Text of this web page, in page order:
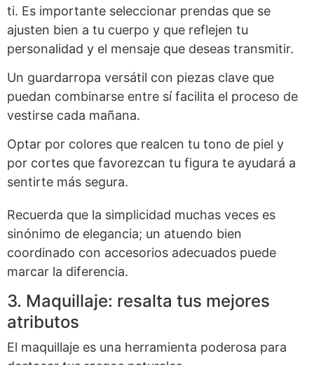
ti. Es importante seleccionar prendas que se
ajusten bien a tu cuerpo y que reflejen tu
personalidad y el mensaje que deseas transmitir.
Un guardarropa versátil con piezas clave que
puedan combinarse entre sí facilita el proceso de
vestirse cada mañana.
Optar por colores que realcen tu tono de piel y
por cortes que favorezcan tu figura te ayudará a
sentirte más segura.
Recuerda que la simplicidad muchas veces es
sinónimo de elegancia; un atuendo bien
coordinado con accesorios adecuados puede
marcar la diferencia.
3. Maquillaje: resalta tus mejores
atributos
El maquillaje es una herramienta poderosa para